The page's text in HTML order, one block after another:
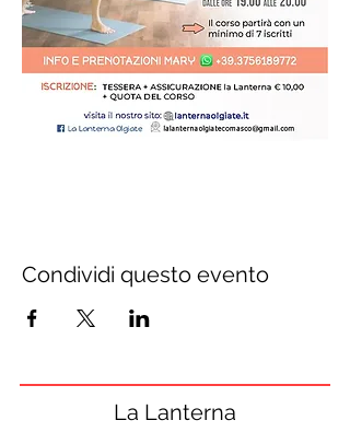
Condividi questo evento
La Lanterna